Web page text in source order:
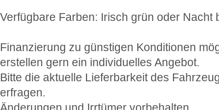
Verfügbare Farben: Irisch grün oder Nacht
Finanzierung zu günstigen Konditionen
erstellen gern ein individuelles Angebot.
Bitte die aktuelle Lieferbarkeit des
erfragen.